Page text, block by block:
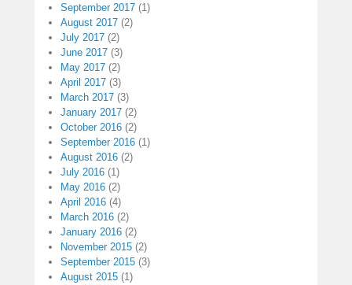
September 2017 (1)
August 2017 (2)
July 2017 (2)
June 2017 (3)
May 2017 (2)
April 2017 (3)
March 2017 (3)
January 2017 (2)
October 2016 (2)
September 2016 (1)
August 2016 (2)
July 2016 (1)
May 2016 (2)
April 2016 (4)
March 2016 (2)
January 2016 (2)
November 2015 (2)
September 2015 (3)
August 2015 (1)